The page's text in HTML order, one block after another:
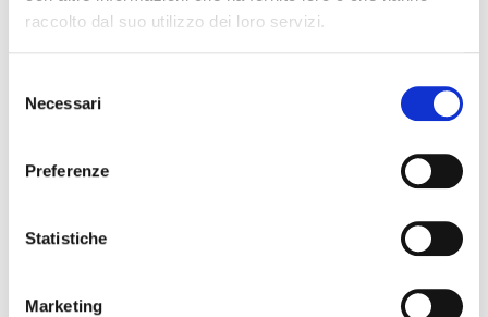
raccolto dal suo utilizzo dei loro servizi.
delNecessari
Preferenze
Statistiche
Marketing